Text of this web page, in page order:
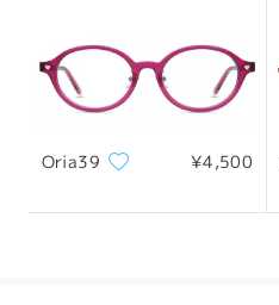
Oria39 ¥4,500